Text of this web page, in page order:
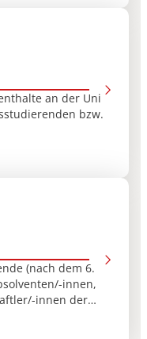
an der Uni
bzw.
(nach dem 6.
innen,
innen der